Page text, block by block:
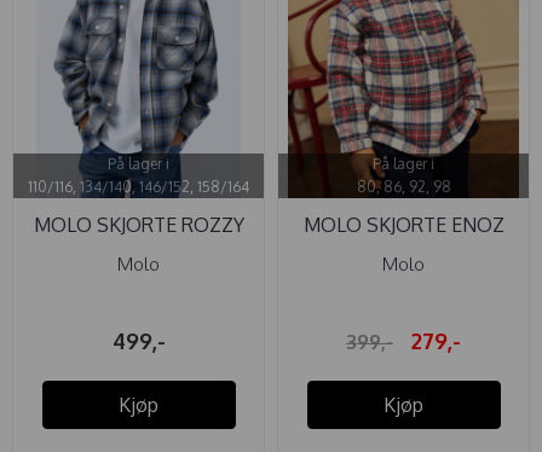
På lager i
110/116, 134/140, 146/152, 158/164
MOLO SKJORTE ROZZY
MOON BLUE ...
Molo
499,-
Kjøp
På lager i
80, 86, 92, 98
MOLO SKJORTE ENOZ
PINE CHECK
Molo
399,- 279,-
Kjøp